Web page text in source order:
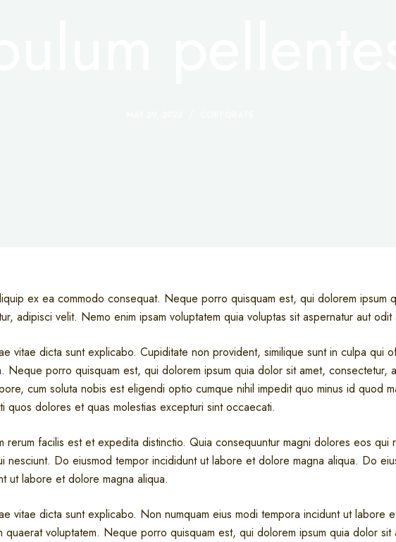
ex ea commodo consequat. Neque porro quisquam est, qui dolorem ipsum
adipisci velit. Nemo enim ipsam voluptatem quia voluptas sit aspernatur aut odit
vitae dicta sunt explicabo. Cupiditate non provident, similique sunt in culpa qui
Neque porro quisquam est, qui dolorem ipsum quia dolor sit amet, consectetur,
cum soluta nobis est eligendi optio cumque nihil impedit quo minus id quod
quos dolores et quas molestias excepturi sint occaecati.
rerum facilis est et expedita distinctio. Quia consequuntur magni dolores eos qui
nesciunt. Do eiusmod tempor incididunt ut labore et dolore magna aliqua. Do
ut labore et dolore magna aliqua.
vitae dicta sunt explicabo. Non numquam eius modi tempora incidunt ut labore
quaerat voluptatem. Neque porro quisquam est, qui dolorem ipsum quia dolor sit